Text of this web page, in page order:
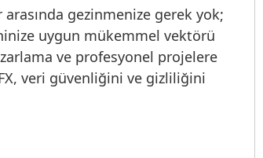
gezinmenize gerek yok;
uygun mükemmel vektörü
ve profesyonel projelere
veri güvenliğini ve gizliliğini